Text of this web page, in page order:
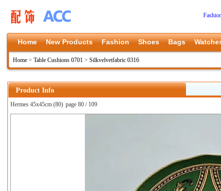
Home New Products Fashion Shoes Bags
Home > Table Cushions 0701 > Silkvelvetfabric 0316
Product Info
Hermes 45x45cm (80) page 80 / 109